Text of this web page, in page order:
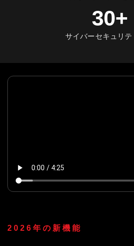
30+
サイバーセキュリ
2026年の新機能